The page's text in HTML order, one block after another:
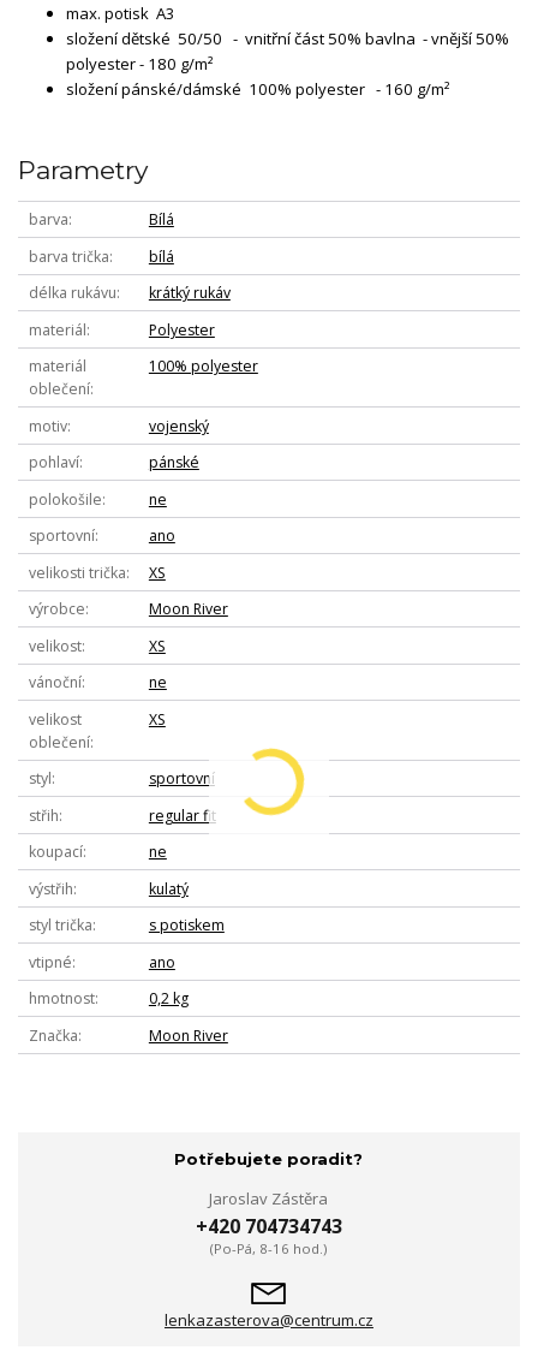
max. potisk A3
složení dětské 50/50 - vnitřní část 50% bavlna - vnější 50%
polyester - 180 g/m²
složení pánské/dámské 100% polyester - 160 g/m²
Parametry
barva
Bílá
barva trička
bílá
délka rukávu
krátký rukáv
materiál
Polyester
materiál
oblečení
100% polyester
motiv
vojenský
pohlaví
pánské
polokošile
ne
sportovní
ano
velikosti trička
XS
výrobce
Moon River
velikost
XS
vánoční
ne
velikost
oblečení
XS
styl
sportovní
střih
regular fit
koupací
ne
výstřih
kulatý
styl trička
s potiskem
vtipné
ano
hmotnost
0,2 kg
Značka
Moon River
Potřebujete poradit?
Jaroslav Zástěra
+420 704734743
(Po-Pá, 8-16 hod.)
lenkazasterova@centrum.cz